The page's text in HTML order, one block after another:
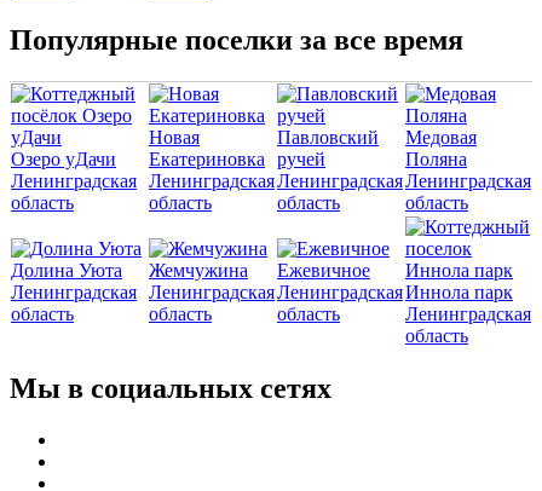
Популярные поселки за все время
Озеро уДачи
Ленинградская
область
Новая
Екатериновка
Ленинградская
область
Павловский
ручей
Ленинградская
область
Медовая
Поляна
Ленинградская
область
Долина Уюта
Ленинградская
область
Жемчужина
Ленинградская
область
Ежевичное
Ленинградская
область
Иннола парк
Ленинградская
область
Мы в социальных сетях